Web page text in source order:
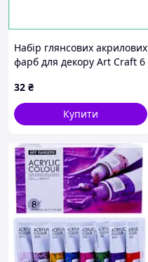
Набір глянсових акрилових
фарб для декору Art Craft 6
та каменю художній.
32 ₴
Купити